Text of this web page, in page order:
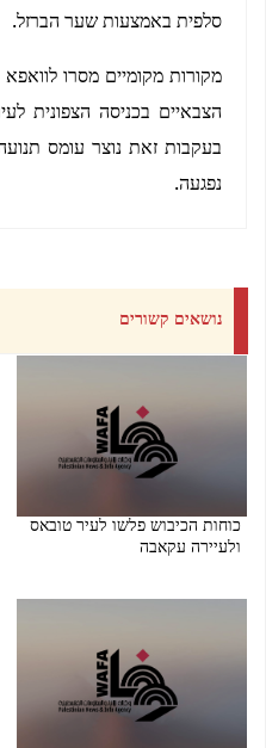
סלפית באמצעות שער הברזל.
מקורות מקומיים מסרו
הצבאיים בכניסה הצפונית
בעקבות זאת נוצר עומס
נפגעה.
נושאים קשורים
כוחות הכיבוש פלשו לעיר טובאס
ולעיירה עקאבה